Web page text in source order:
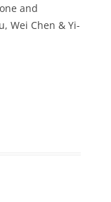
and
Wei Chen & Yi-